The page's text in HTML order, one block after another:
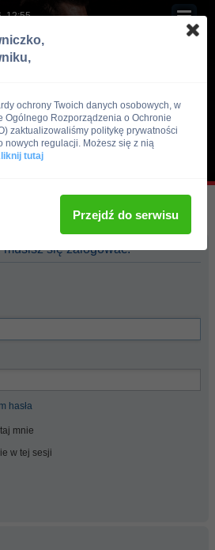
12:55
się zalogować.
hasła
mnie
w tej sesji
ochrony Twoich danych osobowych, w
Ogólnego Rozporządzenia o Ochronie
zaktualizowaliśmy politykę prywatności
nowych regulacji. Możesz się z nią
tutaj
Przejdź do serwisu